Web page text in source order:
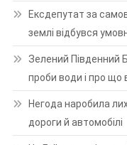
Ексдепутат за
землі відбувся
Зелений Південний
проби води і про що
Негода наробила
дороги й автомобілі